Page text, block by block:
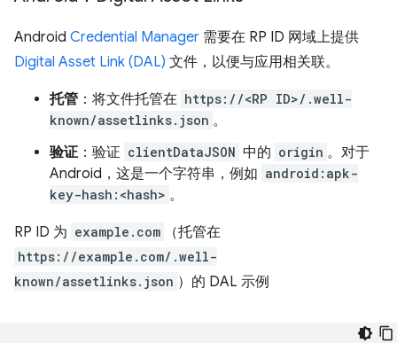
Android Credential Manager 需要在 RP ID 网域上提供
Digital Asset Link (DAL) 文件，以便与应用相关联。
托管 ：将文件托管在 https://<RP ID>/.well-
known/assetlinks.json 。
验证：验证 clientDataJSON 中的 origin 。对于
Android，这是一个字符串，例如 android:apk-
key-hash:<hash> 。
RP ID 为 example.com （托管在
https://example.com/.well-
known/assetlinks.json ）的 DAL 示例